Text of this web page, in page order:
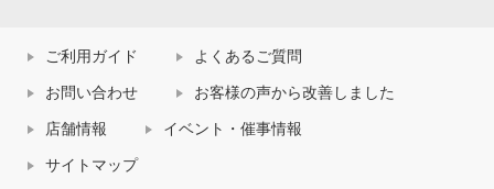
ご利用ガイド よくあるご質問
お問い合わせ お客様の声から改善しました
店舗情報 イベント・催事情報
サイトマップ